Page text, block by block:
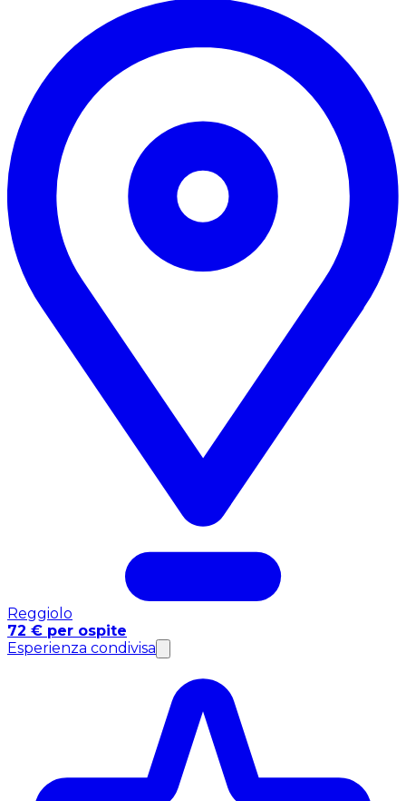
Reggiolo
72 € per ospite
Esperienza condivisa